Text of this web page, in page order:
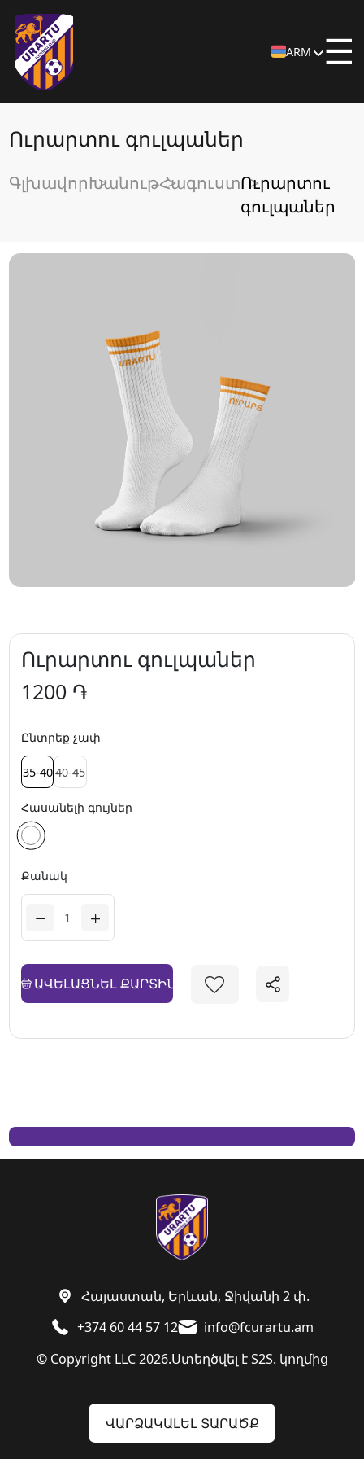
ARM ☰
Ուրարտու գուլպաներ
ԳլխավորԽանութՀագուստՈւրարտու
գուլպաներ
Ուրարտու գուլպաներ
1200 ֏
Ընտրեք չափ
35-4040-45
Հասանելի գույներ
Քանակ
ԱՎԵԼԱՑՆԵԼ ՔԱՐՏԻՆ
© Copyright LLC 2026.Ստեղծվել էS2S. կողմից
+374 60 44 57 12 info@fcurartu.am
Հայաստան, Երևան, Ջիվանի 2 փ.
ՎԱՐՁԱԿԱԼԵԼ ՏԱՐԱԾՔ